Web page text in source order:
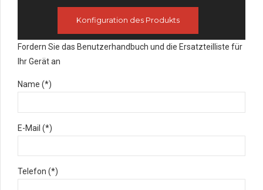
Konfiguration des Produkts
Fordern Sie das Benutzerhandbuch und die Ersatzteilliste für
Ihr Gerät an
Name (*)
E-Mail (*)
Telefon (*)